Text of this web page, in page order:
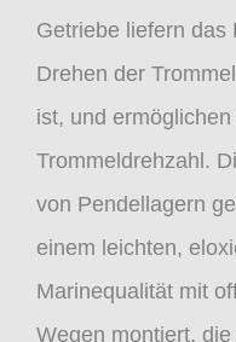
Getriebe liefern das
Drehen der
ist, und
Trommeldrehzahl.
von Pendellagern
einem leichten,
Marinequalität mit
Wegen montiert,